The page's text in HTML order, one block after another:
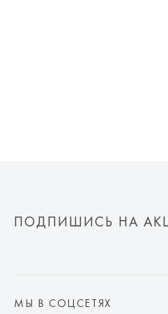
ПОДПИШИСЬ НА
МЫ В СОЦСЕТЯХ